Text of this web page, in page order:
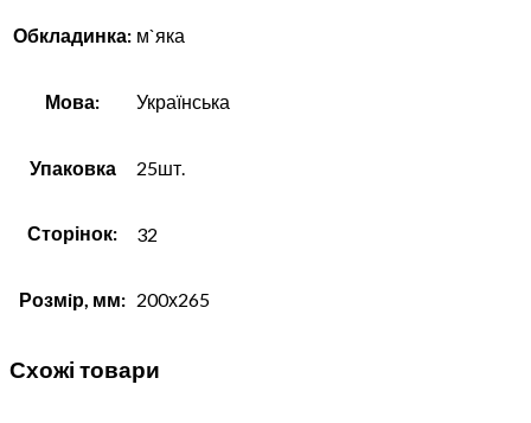
Обкладинка: м`яка
Мова: Українська
Упаковка 25шт.
Сторінок: 32
Розмiр, мм: 200х265
Схожі товари